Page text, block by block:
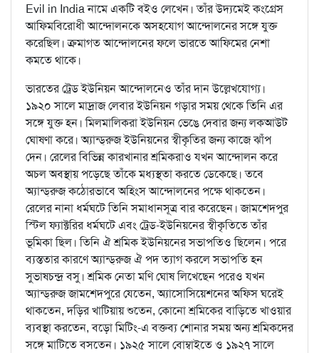
Evil in India নামে একটি বইও লেখেন। তাঁর উদ্যমেই কংগ্রেস
আফিমবিরোধী আন্দোলনকে অসহযোগ আন্দোলনের সঙ্গে যুক্ত
করেছিল। ক্রমাগত আন্দোলনের ফলে ভারতে আফিমের নেশা
কমতে থাকে।
ভারতের ট্রেড ইউনিয়ন আন্দোলনেও তাঁর দান উল্লেখযোগ্য।
১৯২০ সালে মাদ্রাজ লেবার ইউনিয়ন গড়ার সময় থেকে তিনি এর
সঙ্গে যুক্ত হন। মিলমালিকরা ইউনিয়ন ভেঙে দেবার জন্য লকআউট
ঘোষণা করে। অ্যান্ড্‌রুজ ইউনিয়নের স্বীকৃতির জন্য কাজে ঝাঁপ
দেন। রেলের বিভিন্ন কারখানার শ্রমিকরাও যখন আন্দোলন করে
অচল অবস্থায় পড়েছে তাঁকে মধ্যস্থতা করতে ডেকেছে। তবে
অ্যান্ড্‌রুজ কঠোরভাবে অহিংস আন্দোলনের পক্ষে থাকতেন।
রেলের নানা ধর্মঘটে তিনি সমাধানসূত্র বার করেছেন। জামশেদপুর
স্টিল ফ্যাক্টরির ধর্মঘটে এবং ট্রেড-ইউনিয়নের স্বীকৃতিতে তাঁর
ভূমিকা ছিল। তিনি ঐ শ্রমিক ইউনিয়নের সভাপতিও ছিলেন। পরে
ব্যস্ততার কারণে অ্যান্ড্‌রুজ ঐ পদ ত্যাগ করলে সভাপতি হন
সুভাষচন্দ্র বসু। শ্রমিক নেতা মণি ঘোষ লিখেছেন পরেও যখন
অ্যান্ড্‌রুজ জামশেদপুরে যেতেন, অ্যাসোসিয়েশনের অফিস ঘরেই
থাকতেন, দড়ির খাটিয়ায় শুতেন, কোনো শ্রমিকের বাড়িতে খাওয়ার
ব্যবস্থা করতেন, বড়ো মিটিং-এ বক্তব্য শোনার সময় অন্য শ্রমিকদের
সঙ্গে মাটিতে বসতেন। ১৯২৫ সালে বোম্বাইতে ও ১৯২৭ সালে